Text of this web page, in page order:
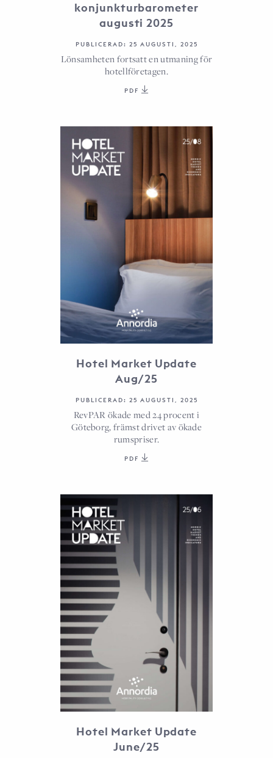
konjunkturbarometer
augusti 2025
PUBLICERAD: 25 AUGUSTI, 2025
Lönsamheten fortsatt en utmaning för
hotellföretagen.
PDF
Hotel Market Update
Aug/25
PUBLICERAD: 25 AUGUSTI, 2025
RevPAR ökade med 24 procent i
Göteborg, främst drivet av ökade
rumspriser.
PDF
Hotel Market Update
June/25